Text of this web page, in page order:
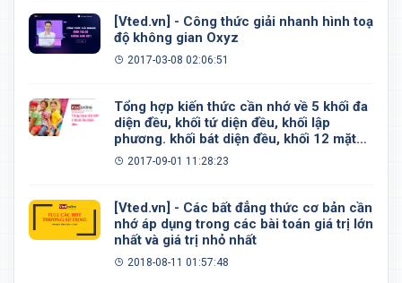
[Vted.vn] - Công thức giải nhanh hình toạ
độ không gian Oxyz
2017-03-08 02:06:51
Tổng hợp kiến thức cần nhớ về 5 khối đa
diện đều, khối tứ diện đều, khối lập
phương. khối bát diện đều, khối 12 mặt
đều, khối 20 mặt đều
2017-09-01 11:28:23
[Vted.vn] - Các bất đẳng thức cơ bản cần
nhớ áp dụng trong các bài toán giá trị lớn
nhất và giá trị nhỏ nhất
2018-08-11 01:57:48